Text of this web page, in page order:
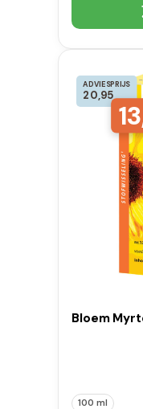
ADVIESPRIJS
20,95
Bloem
100 ml